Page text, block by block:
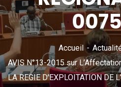
Accueil
AVIS N°13-2015 sur
LA REGIE D’EXPLOITATION DE